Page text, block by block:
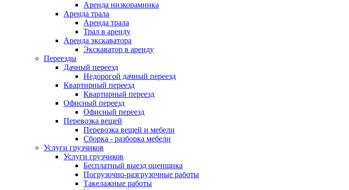
Аренда низкорамника
Аренда трала
Аренда трала
Трал в аренду
Аренда экскаватора
Экскаватор в аренду
Переезды
Дачный переезд
Недорогой дачный переезд
Квартирный переезд
Квартирный переезд
Офисный переезд
Офисный переезд
Перевозка вещей
Перевозка вещей и мебели
Сборка - разборка мебели
Услуги грузчиков
Услуги грузчиков
Бесплатный выезд оценщика
Погрузочно-разгрузочные работы
Такелажные работы